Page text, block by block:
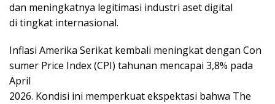
dan meningkatnya legitimasi industri aset digital
di tingkat internasional.
Inflasi Amerika Serikat kembali meningkat dengan Con
sumer Price Index (CPI) tahunan mencapai 3,8% pada
April
2026. Kondisi ini memperkuat ekspektasi bahwa The